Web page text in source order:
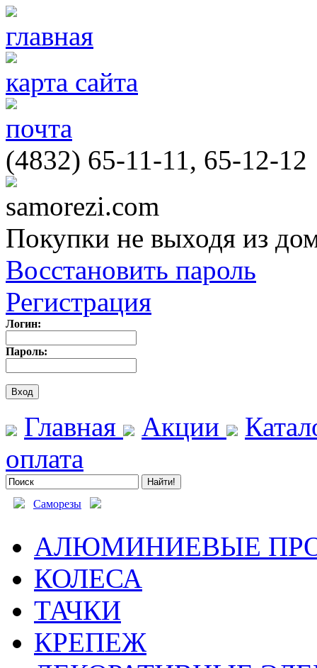
главная
карта сайта
почта
(4832) 65-11-11, 65-12-12
samorezi.com
Покупки не выходя из
Восстановить пароль
Регистрация
Логин:
Пароль:
Главная Акции
оплата
Саморезы
АЛЮМИНИЕВЫЕ
КОЛЕСА
ТАЧКИ
КРЕПЕЖ